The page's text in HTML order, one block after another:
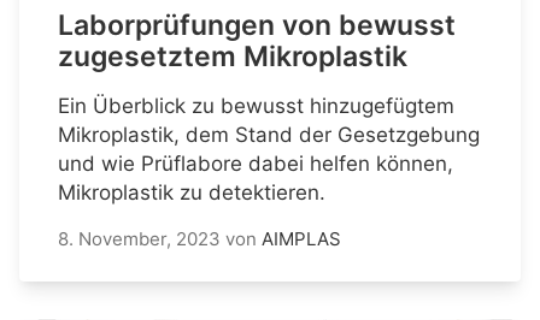
Laborprüfungen von bewusst
zugesetztem Mikroplastik
Ein Überblick zu bewusst hinzugefügtem
Mikroplastik, dem Stand der Gesetzgebung
und wie Prüflabore dabei helfen können,
Mikroplastik zu detektieren.
8. November, 2023 von AIMPLAS